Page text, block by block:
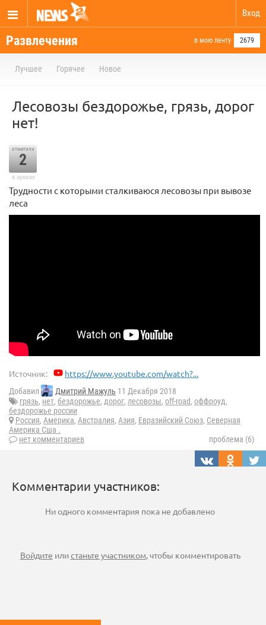
Вход
Развлечения в мою ленту 2679
Лучшее Горячее Новое
Лесовозы бездорожье, грязь, дорог
нет!
отметили
2
в архиве
Трудности с которыми сталкиваюся лесовозы при вывозе
леса
Источник: https://www.youtube.com/watch?...
Добавил Дмитрий Мажуль 11 Декабря 2018
грязь, нет, бездорожье, дорог, лесовозы, off-road, оффроуд,
бездорожье россии
Россия, Америка, Австралия, Азия, Евразийский Союз, Северная
Америка Сша .
нет комментариев
проблема (6)
Комментарии участников:
Ни одного комментария пока не добавлено
Войдите илистаньте участником, чтобы комментировать